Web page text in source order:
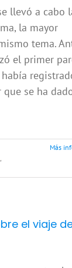
llevó a cabo
la mayor
tema.
el primer
que se ha
,
Más
el viaje